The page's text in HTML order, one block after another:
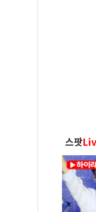
스팟